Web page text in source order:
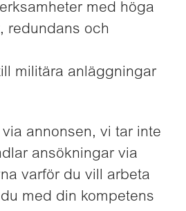
med höga
redundans och
militära anläggningar
annonsen, vi tar inte
ansökningar via
varför du vill arbeta
med din kompetens